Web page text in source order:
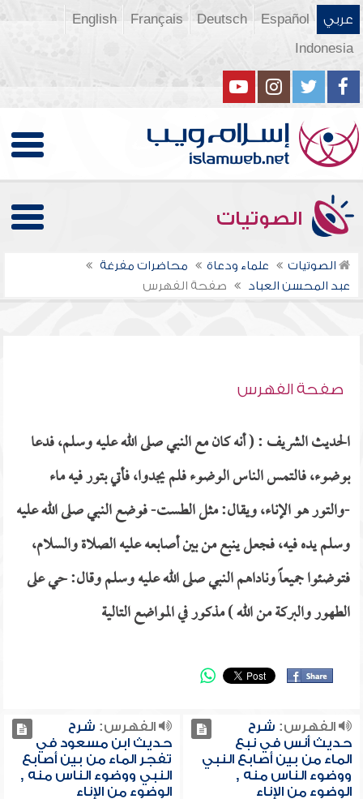
عربي Español
Deutsch
Français
English
Indonesia
الصوتيات
الصوتيات علماء ودعاة
محاضرات مفرغة
عبد المحسن العباد
صفحة الفهرس
صفحة الفهرس
الحديث الشريف : ( أنه كان مع النبي صلى الله عليه وسلم، فدعا
بوضوء، فالتمس الناس الوضوء فلم يجدوا، فأتي بتور فيه ماء
-والتور هو الإناء، ويقال: مثل الطست- فوضع النبي صلى الله عليه
وسلم يده فيه، فجعل ينبع من بين أصابعه عليه الصلاة والسلام،
فتوضئوا جميعاً وناداهم النبي صلى الله عليه وسلم وقال: حي على
الطهور والبركة من الله ) مذكور في المواضع التالية
الفهرس: شرح
حديث أنس في نبع
الماء من بين أصابع النبي
ووضوء الناس منه ,
الوضوء من الإناء
الفهرس: شرح
حديث ابن مسعود في
تفجر الماء من بين أصابع
النبي ووضوء الناس منه ,
الوضوء من الإناء